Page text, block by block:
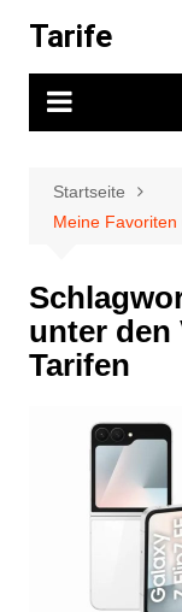
Inhalt
springen
Tarife
Startseite
Meine
unter den
Tarifen